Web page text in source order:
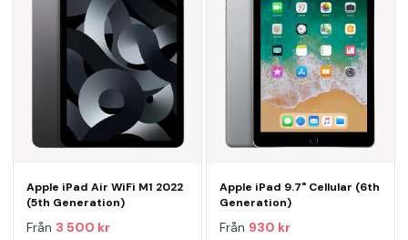
Apple iPad Air WiFi M1 2022
(5th Generation)
Från 3 500 kr
Apple iPad 9.7" Cellular (6th
Generation)
Från 930 kr